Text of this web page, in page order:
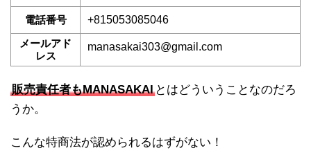
電話番号
+815053085046
メールアド
レス
manasakai303@gmail.com
販売責任者もMANASAKAI とはどういうことなのだろ
うか。
こんな特商法が認められるはずがない！